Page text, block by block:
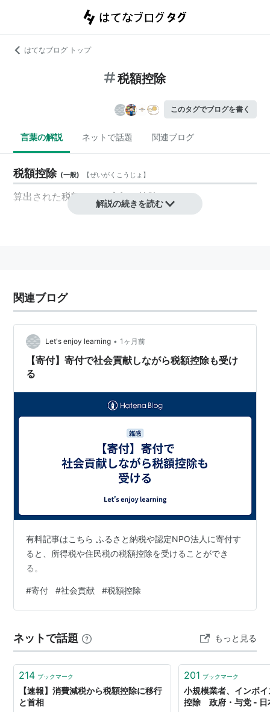
はてなブログ トップ
税額控除
このタグでブログを書く
言葉の解説 ネットで話題 関連ブログ
税額控除 (一般) 【ぜいがくこうじょ 】
算出された税額から一定額を控除すること。
解説の続きを読む
関連ブログ
Let's enjoy learning • 1ヶ月前
【寄付】寄付で社会貢献しながら税額控除も受け
る
有料記事はこちら ふるさと納税や認定NPO法人に寄付す
ると、所得税や住民税の税額控除を受けることができ
る。
#寄付 #社会貢献 #税額控除
ネットで話題 もっと見る
214 ブックマーク
【速報】消費減税から税額控除に移行
と首相
201 ブックマーク
小規模業者、インボ
控除 政府・与党 - 日